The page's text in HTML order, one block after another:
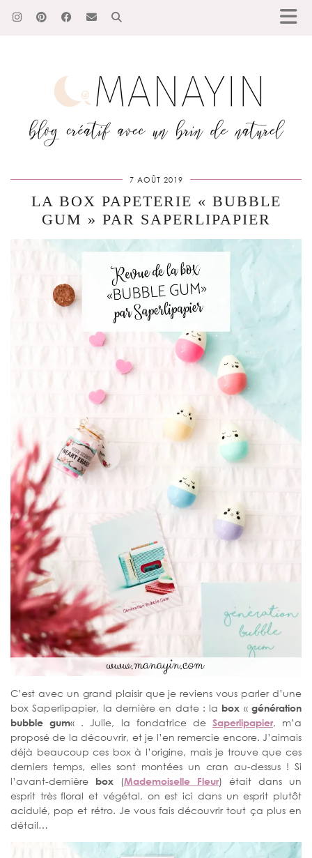
7 AOÛT 2019
LA BOX PAPETERIE « BUBBLE
GUM » PAR SAPERLIPAPIER
C’est avec un grand plaisir que je reviens vous parler d’une
box Saperlipapier, la dernière en date : la box «génération
bubble gum« . Julie, la fondatrice de Saperlipapier, m’a
proposé de la découvrir, et je l’en remercie encore. J’aimais
déjà beaucoup ces box à l’origine, mais je trouve que ces
derniers temps, elles sont montées un cran au-dessus ! Si
l’avant-dernière box (Mademoiselle Fleur) était dans un
esprit très floral et végétal, on est ici dans un esprit plutôt
acidulé, pop et rétro. Je vous fais découvrir tout ça plus en
détail…